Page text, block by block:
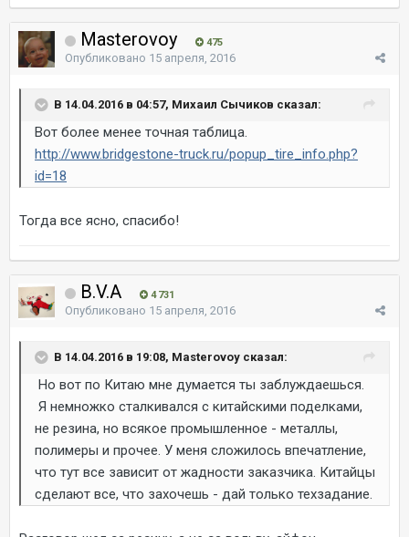
Masterovoy 475
Опубликовано 15 апреля, 2016
В 14.04.2016 в 04:57, Михаил Сычиков сказал:
Вот более менее точная таблица.
http://www.bridgestone-truck.ru/popup_tire_info.php?
id=18
Тогда все ясно, спасибо!
B.V.A 4 731
Опубликовано 15 апреля, 2016
В 14.04.2016 в 19:08, Masterovoy сказал:
Но вот по Китаю мне думается ты заблуждаешься.
Я немножко сталкивался с китайскими поделками,
не резина, но всякое промышленное - металлы,
полимеры и прочее. У меня сложилось впечатление,
что тут все зависит от жадности заказчика. Китайцы
сделают все, что захочешь - дай только техзадание.